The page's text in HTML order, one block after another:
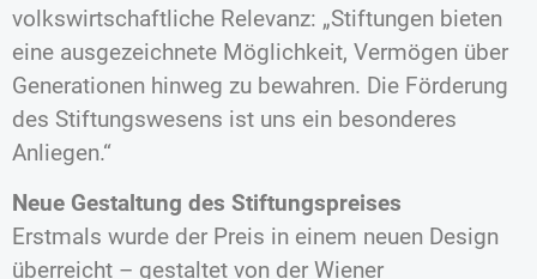
volkswirtschaftliche Relevanz: „Stiftungen bieten
eine ausgezeichnete Möglichkeit, Vermögen über
Generationen hinweg zu bewahren. Die Förderung
des Stiftungswesens ist uns ein besonderes
Anliegen.“
Neue Gestaltung des Stiftungspreises
Erstmals wurde der Preis in einem neuen Design
überreicht – gestaltet von der Wiener